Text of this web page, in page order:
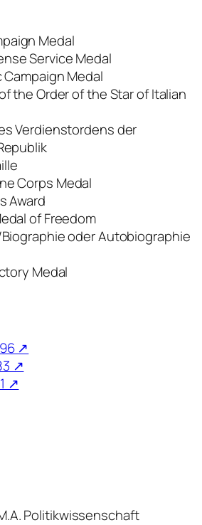
Medal
Service Medal
Medal
the Order of the Star of Italian
Verdienstordens der
Corps Medal
Award
of Freedom
oder Autobiographie
Medal
↗
↗
↗
Politikwissenschaft